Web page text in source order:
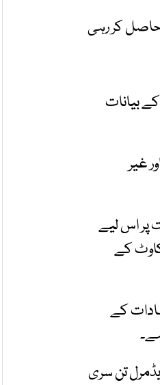
حاصل کر رہی
بیانات
غیر
پر اس لیے
کے
کے
تن سری